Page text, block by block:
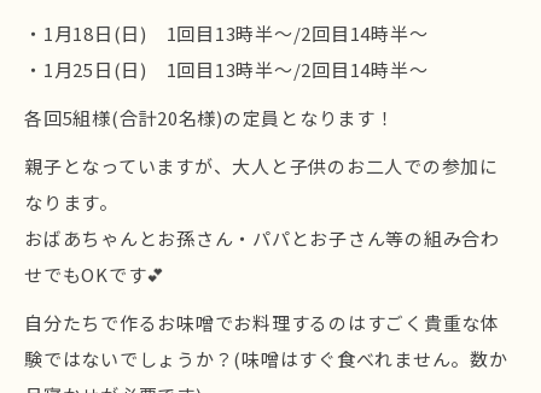
・1月18日(日) 1回目13時半～/2回目14時半～
・1月25日(日) 1回目13時半～/2回目14時半～
各回5組様(合計20名様)の定員となります！
親子となっていますが、大人と子供のお二人での参加に
なります。
おばあちゃんとお孫さん・パパとお子さん等の組み合わ
せでもOKです💕
自分たちで作るお味噌でお料理するのはすごく貴重な体
験ではないでしょうか？(味噌はすぐ食べれません。数か